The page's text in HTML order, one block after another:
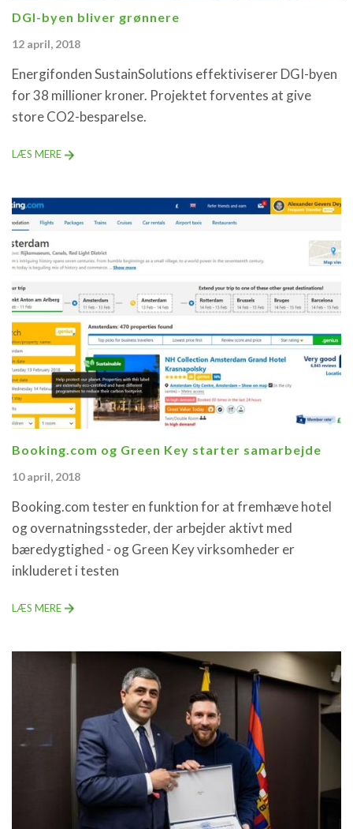
DGI-byen bliver grønnere
12 april, 2018
Energifonden SustainSolutions effektiviserer DGI-byen
for 38 millioner kroner. Projektet forventes at give
store CO2-besparelse.
LÆS MERE
Booking.com og Green Key starter samarbejde
10 april, 2018
Booking.com tester en funktion for at fremhæve hotel
og overnatningssteder, der arbejder aktivt med
bæredygtighed - og Green Key virksomheder er
inkluderet i testen
LÆS MERE